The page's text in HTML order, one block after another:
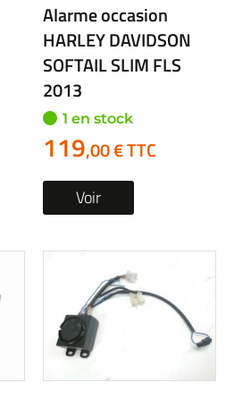
Alarme occasion
HARLEY DAVIDSON
SOFTAIL SLIM FLS
2013
1 en stock
119,00 € TTC
Voir